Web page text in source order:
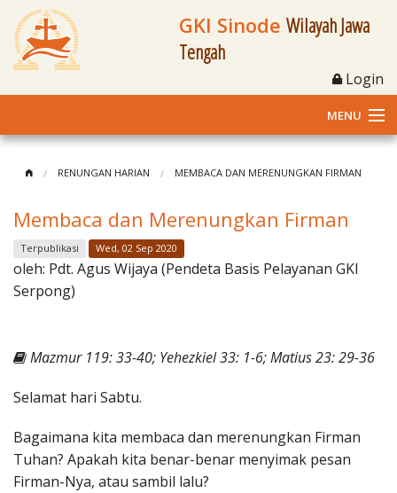
GKI Sinode Wilayah Jawa
Tengah
Login
MENU
Klasis dan Jemaat
Berita Kegiatan
Materi
RENUNGAN HARIAN MEMBACA DAN MERENUNGKAN FIRMAN
Membaca dan Merenungkan Firman
Terpublikasi Wed, 02 Sep 2020
oleh: Pdt. Agus Wijaya (Pendeta Basis Pelayanan GKI
Serpong)
Mazmur 119: 33-40; Yehezkiel 33: 1-6; Matius 23: 29-36
Selamat hari Sabtu.
Bagaimana kita membaca dan merenungkan Firman
Tuhan? Apakah kita benar-benar menyimak pesan
Firman-Nya, atau sambil lalu?